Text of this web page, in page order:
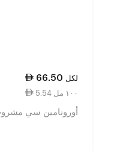
66.50 لكل
5.54 ١٠٠ مل
أورونامين سي مشروب 120